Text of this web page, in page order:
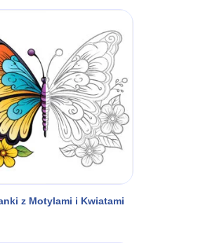
z Motylami i Kwiatami